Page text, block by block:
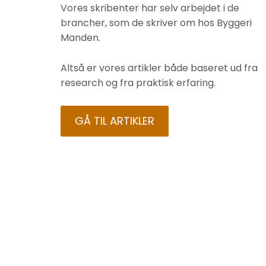
Vores skribenter har selv arbejdet i de
brancher, som de skriver om hos Byggeri
Manden.
Altså er vores artikler både baseret ud fra
research og fra praktisk erfaring.
GÅ TIL ARTIKLER